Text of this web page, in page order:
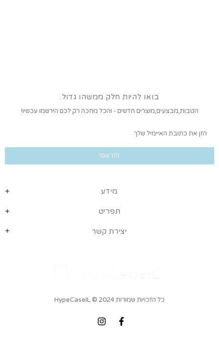
בואו להיות חלק ממשהו גדול.
הטבות,מבצעים,מוצרים חדשים - והכל מחכה רק לכם הירשמו עכשיו!
מידע
תפריט
יצירת קשר
כל הזכויות שמורות HypeCaseIL© 2024